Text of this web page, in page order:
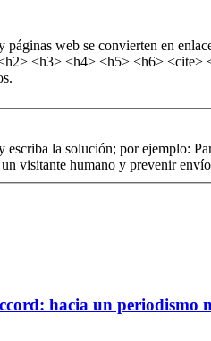
web se convierten en
<h3> <h4> <h5> <h6>
escriba la solución; por ejemplo:
visitante humano y prevenir
hacia un periodismo